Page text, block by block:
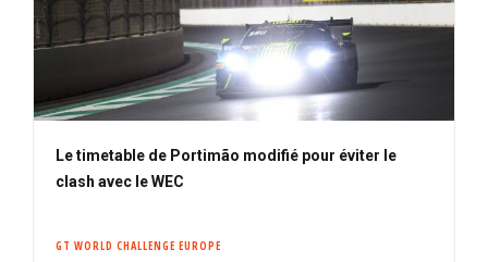
Le timetable de Portimão modifié pour éviter le
clash avec le WEC
GT WORLD CHALLENGE EUROPE